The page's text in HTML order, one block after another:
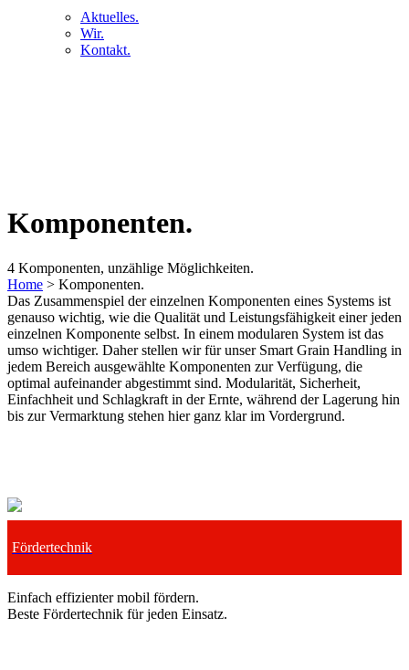
Aktuelles.
Wir.
Kontakt.
Komponenten.
4 Komponenten, unzählige Möglichkeiten.
Home > Komponenten.
Das Zusammenspiel der einzelnen Komponenten eines Systems ist
genauso wichtig, wie die Qualität und Leistungsfähigkeit einer jeden
einzelnen Komponente selbst. In einem modularen System ist das
umso wichtiger. Daher stellen wir für unser Smart Grain Handling in
jedem Bereich ausgewählte Komponenten zur Verfügung, die
optimal aufeinander abgestimmt sind. Modularität, Sicherheit,
Einfachheit und Schlagkraft in der Ernte, während der Lagerung hin
bis zur Vermarktung stehen hier ganz klar im Vordergrund.
Fördertechnik
Einfach effizienter mobil fördern.
Beste Fördertechnik für jeden Einsatz.